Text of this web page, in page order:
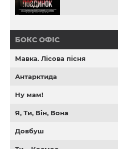
БОКС ОФІС
Мавка. Лісова пісня
Антарктида
Ну мам!
Я, Ти, Він, Вона
Довбуш